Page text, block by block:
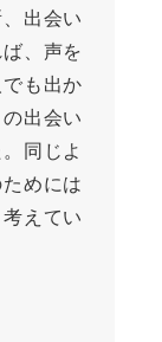
出会い
、声を
も出か
出会い
同じよ
めには
えてい